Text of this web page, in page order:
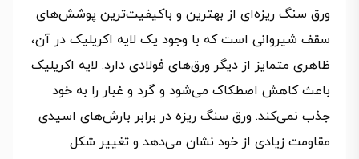
ورق سنگ ریزه‌ای از بهترین و باکیفیت‌ترین پوشش‌های
سقف شیروانی است که با وجود یک لایه اکریلیک در آن،
ظاهری متمایز از دیگر ورق‌های فولادی دارد. لایه اکریلیک
باعث کاهش اصطکاک می‌شود و گرد و غبار را به خود
جذب نمی‌کند. ورق سنگ ریزه در برابر بارش‌های اسیدی
مقاومت زیادی از خود نشان می‌دهد و تغییر شکل